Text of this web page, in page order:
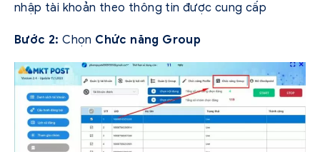
nhập tài khoản theo thông tin được cung cấp
Bước 2:Chọn Chức năng Group